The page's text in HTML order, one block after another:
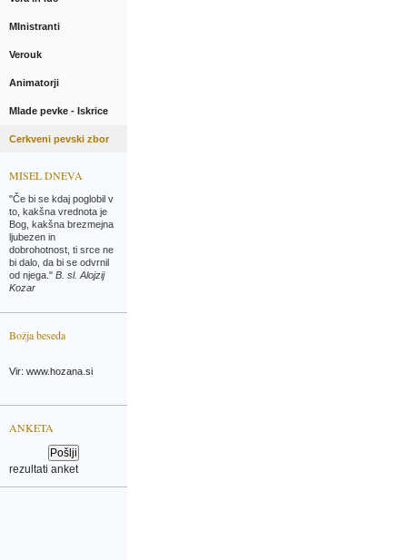
MInistranti
Verouk
Animatorji
Mlade pevke - Iskrice
Cerkveni pevski zbor
MISEL DNEVA
"Če bi se kdaj poglobil v
to, kakšna vrednota je
Bog, kakšna brezmejna
ljubezen in
dobrohotnost, ti srce ne
bi dalo, da bi se odvrnil
od njega." B. sl. Alojzij
Kozar
Božja beseda
Vir: www.hozana.si
ANKETA
rezultati anket